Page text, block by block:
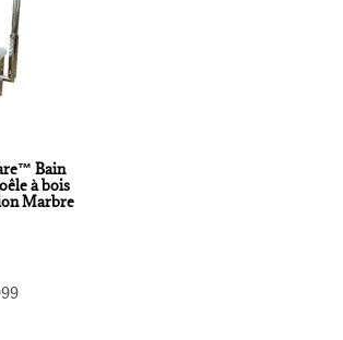
Bain
à bois
Marbre